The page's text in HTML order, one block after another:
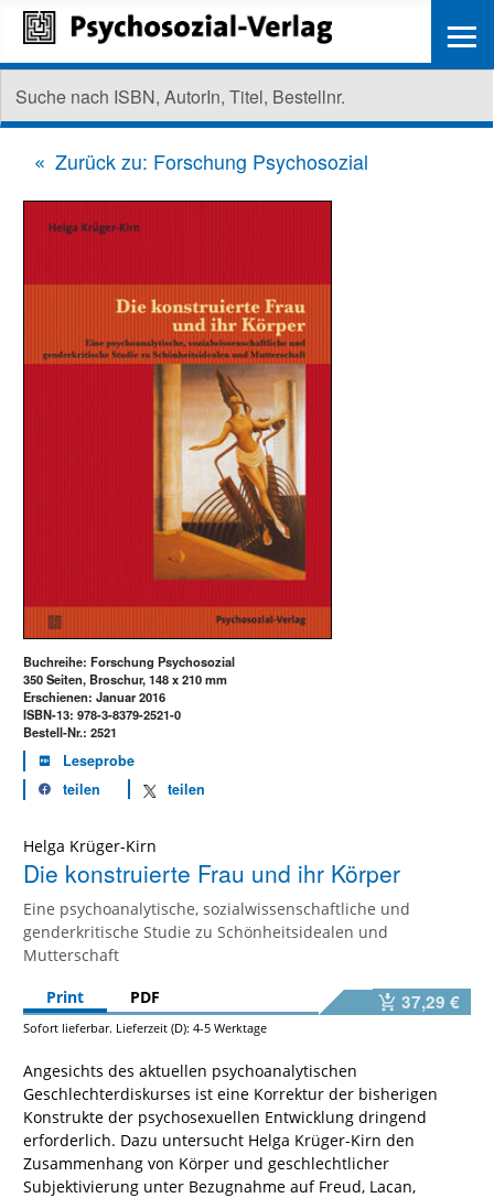
Zurück zu: Forschung Psychosozial
Buchreihe: Forschung Psychosozial
350 Seiten, Broschur, 148 x 210 mm
Erschienen: Januar 2016
ISBN-13: 978-3-8379-2521-0
Bestell-Nr.: 2521
Leseprobe
teilen
teilen
Helga Krüger-Kirn
Die konstruierte Frau und ihr Körper
Eine psychoanalytische, sozialwissenschaftliche und
genderkritische Studie zu Schönheitsidealen und
Mutterschaft
Print
PDF 37,29 €
Sofort lieferbar. Lieferzeit (D): 4-5 Werktage
Angesichts des aktuellen psychoanalytischen
Geschlechterdiskurses ist eine Korrektur der bisherigen
Konstrukte der psychosexuellen Entwicklung dringend
erforderlich. Dazu untersucht Helga Krüger-Kirn den
Zusammenhang von Körper und geschlechtlicher
Subjektivierung unter Bezugnahme auf Freud, Lacan,
≡